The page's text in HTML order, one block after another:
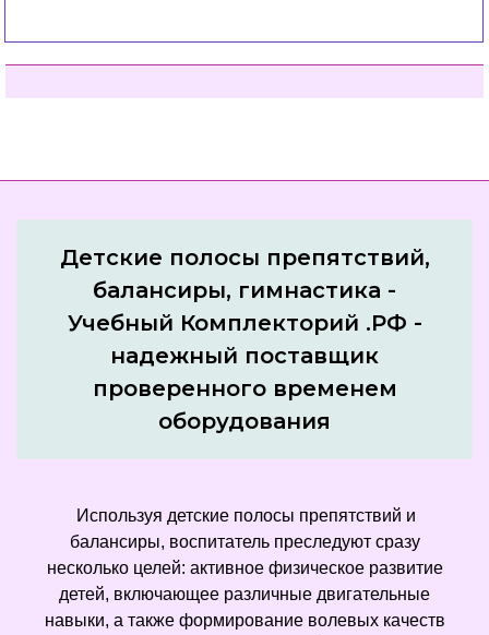
Детские полосы препятствий,
балансиры, гимнастика -
Учебный Комплекторий .РФ -
надежный поставщик
проверенного временем
оборудования
Используя детские полосы препятствий и
балансиры, воспитатель преследуют сразу
несколько целей: активное физическое развитие
детей, включающее различные двигательные
навыки, а также формирование волевых качеств